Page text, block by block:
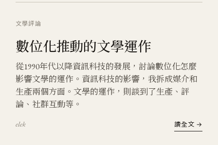
文學評論
數位化推動的文學運作
從1990年代以降資訊科技的發展，討論數位化怎麼
影響文學的運作。資訊科技的影響，我拆成媒介和
生產兩個方面。文學的運作，則談到了生產、評
論、社群互動等。
elek 讀全文 →